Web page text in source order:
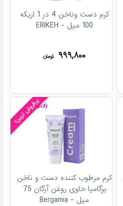
کرم دست وناخن 4 در 1 اريکه
100 ميل - ERIKEH
۹۹۹,۸۰۰ تومان
پرفروش ترین!
کرم مرطوب کننده دست و ناخن
برگامیا حاوی روغن آرگان 75
میل - Bergamia